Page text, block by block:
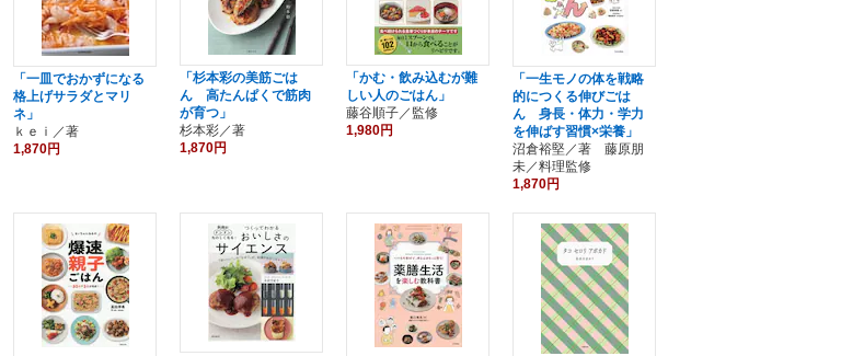
「一皿でおかずになる
格上げサラダとマリ
ネ」
ｋｅｉ／著
1,870円
「杉本彩の美筋ごは
ん 高たんぱくで筋肉
が育つ」
杉本彩／著
1,870円
「かむ・飲み込むが難
しい人のごはん」
藤谷順子／監修
1,980円
「一生モノの体を戦略
的につくる伸びごは
ん 身長・体力・学力
を伸ばす習慣×栄養」
沼倉裕堅／著 藤原朋
未／料理監修
1,870円